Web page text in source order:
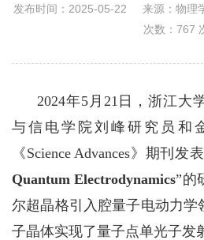
发布时间：2025-05-22 来源：物理
次数： 767
2024年5月 21 日，浙江大
与信电学院刘峰研究员和
《Science Advances》期刊发
Quantum Electrodynamics”的
尔超晶格引入腔量子电动力
子晶体实现了量子点单光子发